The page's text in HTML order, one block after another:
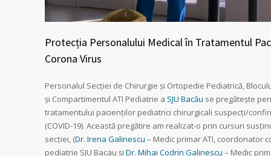
Protecția Personalului Medical în Tratamentul
Corona Virus
Personalul Secției de Chirurgie și Ortopedie Pediatrică,
și Compartimentul ATI Pediatrie a SJU Bacău se pregătește
tratamentului pacienților pediatrici chirurgicali suspecți/
(COVID-19). Această pregătire am realizat-o prin cursuri
secției, (Dr. Irena Galinescu – Medic primar ATI, coordonator
pediatrie SJU Bacau și Dr. Mihai Codrin Galinescu – Medic